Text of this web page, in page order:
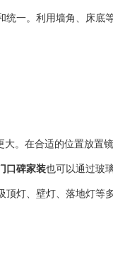
统一。利用墙角、床
。在合适的位置放置
口碑家装也可以通过玻
顶灯、壁灯、落地灯